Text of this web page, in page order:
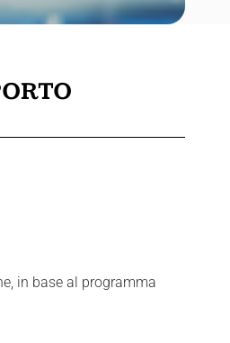
in base al programma